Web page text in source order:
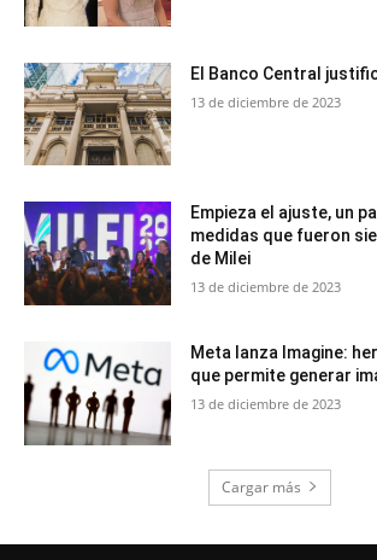
El Banco Central
13 de diciembre de 2023
Empieza el ajuste, un
medidas que fueron
de Milei
13 de diciembre de 2023
Meta lanza Imagine:
que permite generar
13 de diciembre de 2023
Cargar más